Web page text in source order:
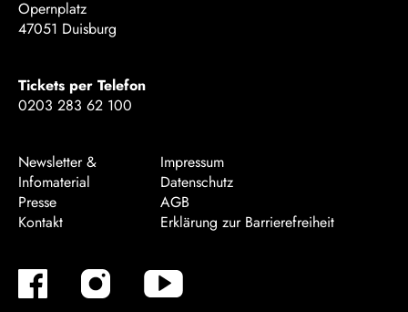
Opernplatz
47051 Duisburg
Tickets per Telefon
0203 283 62 100
Newsletter &
Infomaterial
Presse
Kontakt
Impressum
Datenschutz
AGB
Erklärung zur Barrierefreiheit